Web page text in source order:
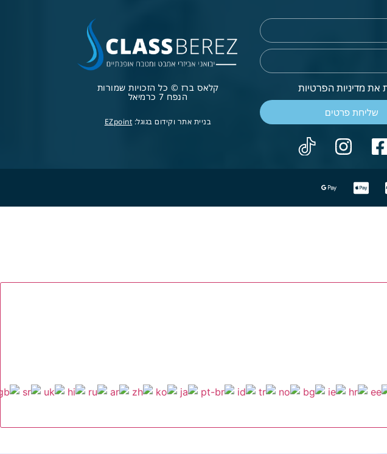
את מדיניות הפרטיות
שליחת פרטים
קלאס ברז © כל הזכויות שמורות
הנפח 7 כרמיאל
בניית אתר וקידום בגוגל: EZpoint